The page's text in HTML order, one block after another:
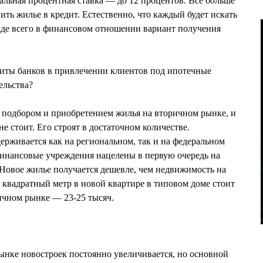
жилье в кредит. Естественно, что каждый будет искать
всего в финансовом отношении вариант получения
банков в привлечении клиентов под ипотечные
и приобретением жилья на вторичном рынке, и
стоит. Его строят в достаточном количестве.
как на региональном, так и на федеральном
учреждения нацелены в первую очередь на
жилье получается дешевле, чем недвижимость на
метр в новой квартире в типовом доме стоит
рынке — 23-25 тысяч.
новостроек постоянно увеличивается, но основной